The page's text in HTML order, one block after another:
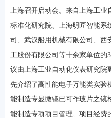
上海召开启动会。来自上海工
标准化研究院、上海明匠智能
司、武汉船用机械有限公司、
工股份有限公司等十余家单位的30
议由上海工业自动化仪表研究院
先介绍了高性能电子万能类实验
能制造专显微镜已可作玻片之镜
能制造专项项目管理、项目经费的